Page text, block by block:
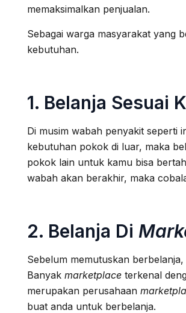
memaksimalkan penjualan.
Sebagai warga masyarakat yang
kebutuhan.
1. Belanja Sesuai
Di musim wabah penyakit seperti
kebutuhan pokok di luar, maka
pokok lain untuk kamu bisa
wabah akan berakhir, maka
2. Belanja Di
Sebelum memutuskan
Banyak marketplace terkenal
merupakan perusahaan
buat anda untuk berbelanja.